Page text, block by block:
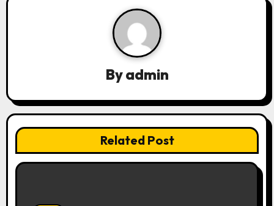
a
t
i
o
Byadmin
Related Post